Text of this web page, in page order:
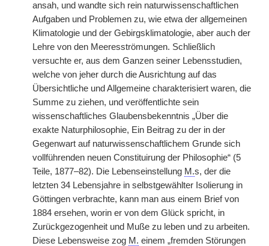
ansah, und wandte sich rein naturwissenschaftlichen
Aufgaben und Problemen zu, wie etwa der allgemeinen
Klimatologie und der Gebirgsklimatologie, aber auch der
Lehre von den Meeresströmungen. Schließlich
versuchte er, aus dem Ganzen seiner Lebensstudien,
welche von jeher durch die Ausrichtung auf das
Übersichtliche und Allgemeine charakterisiert waren, die
Summe zu ziehen, und veröffentlichte sein
wissenschaftliches Glaubensbekenntnis „Über die
exakte Naturphilosophie, Ein Beitrag zu der in der
Gegenwart auf naturwissenschaftlichem Grunde sich
vollführenden neuen Constituirung der Philosophie“ (5
Teile, 1877–82). Die Lebenseinstellung M.s, der die
letzten 34 Lebensjahre in selbstgewählter Isolierung in
Göttingen verbrachte, kann man aus einem Brief von
1884 ersehen, worin er von dem Glück spricht, in
Zurückgezogenheit und Muße zu leben und zu arbeiten.
Diese Lebensweise zog M. einem „fremden Störungen